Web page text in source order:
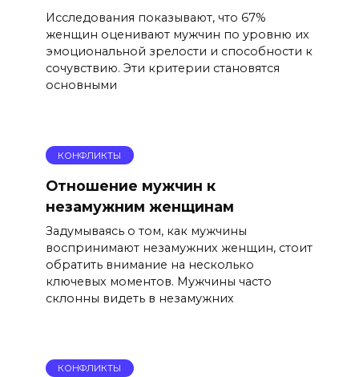
Исследования показывают, что 67%
женщин оценивают мужчин по уровню их
эмоциональной зрелости и способности к
сочувствию. Эти критерии становятся
основными
КОНФЛИКТЫ
Отношение мужчин к
незамужним женщинам
Задумываясь о том, как мужчины
воспринимают незамужних женщин, стоит
обратить внимание на несколько
ключевых моментов. Мужчины часто
склонны видеть в незамужних
КОНФЛИКТЫ